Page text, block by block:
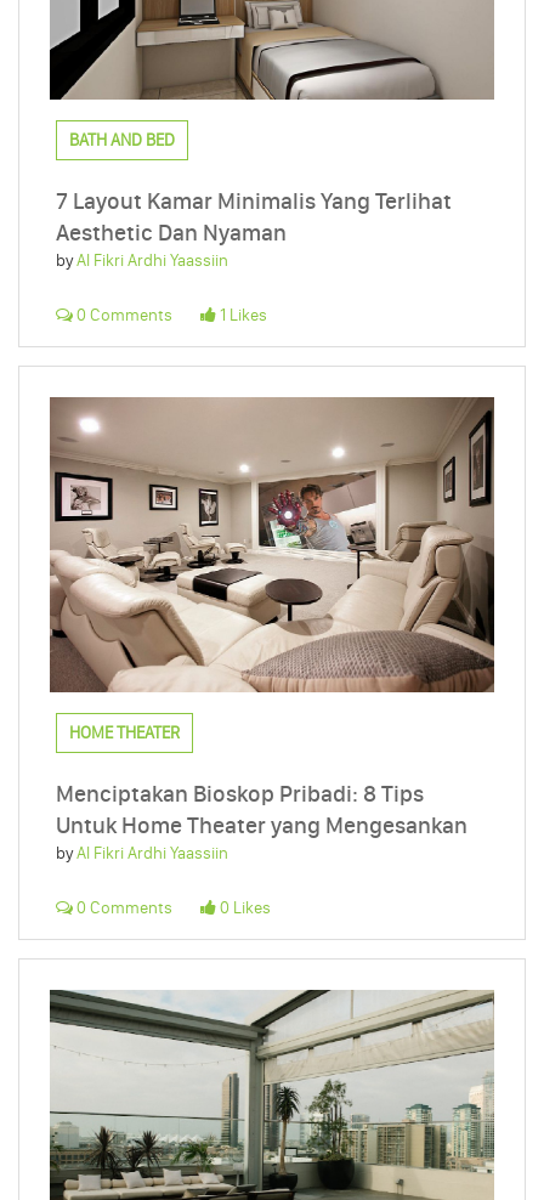
BATH AND BED
7 Layout Kamar Minimalis Yang Terlihat
Aesthetic Dan Nyaman
byAl Fikri Ardhi Yaassiin
0 Comments 1 Likes
HOME THEATER
Menciptakan Bioskop Pribadi: 8 Tips
Untuk Home Theater yang Mengesankan
byAl Fikri Ardhi Yaassiin
0 Comments 0 Likes